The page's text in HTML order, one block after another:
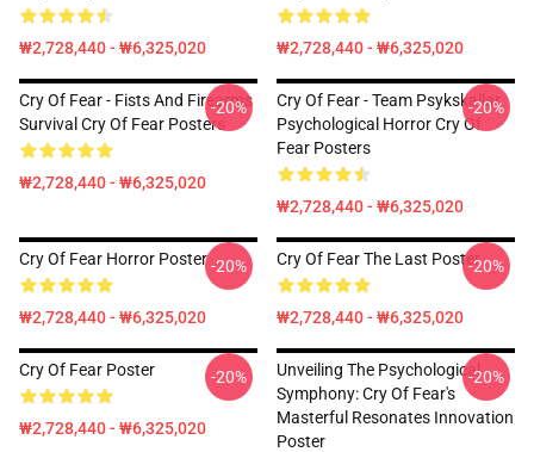
₩2,728,440 - ₩6,325,020 ₩2,728,440 - ₩6,325,020
Cry Of Fear - Fists And Firearms
Survival Cry Of Fear Posters
₩2,728,440 - ₩6,325,020
-20%
Cry Of Fear - Team Psykskallar
Psychological Horror Cry Of
Fear Posters
₩2,728,440 - ₩6,325,020
-20%
Cry Of Fear Horror Poster
₩2,728,440 - ₩6,325,020
-20% Cry Of Fear The Last Poster
₩2,728,440 - ₩6,325,020
-20%
Cry Of Fear Poster
₩2,728,440 - ₩6,325,020
-20%
Unveiling The Psychological
Symphony: Cry Of Fear's
Masterful Resonates Innovation
Poster
-20%